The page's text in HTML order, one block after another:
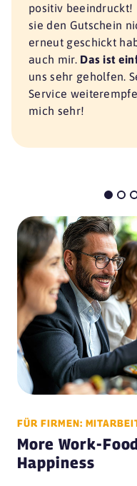
positiv beeindruckt!
sie den Gutschein
erneut geschickt
auch mir. Das ist
uns sehr geholfen.
Service
mich sehr!
FÜR FIRMEN:
More Work-
Happiness